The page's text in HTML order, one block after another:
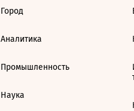
Город
Аналитика
Промышленность
Наука